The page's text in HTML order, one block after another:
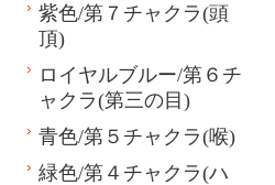
紫色/第７チャクラ(頭
頂)
ロイヤルブルー/第６チ
ャクラ(第三の目)
青色/第５チャクラ(喉)
緑色/第４チャクラ(ハ